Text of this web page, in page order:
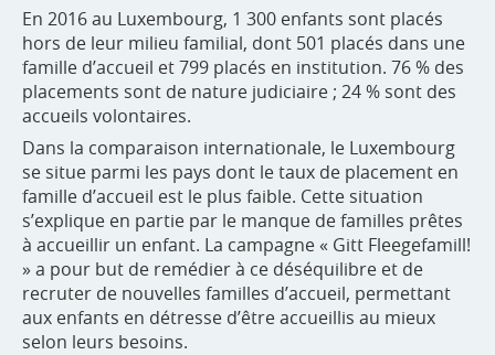
En 2016 au Luxembourg, 1 300 enfants sont placés
hors de leur milieu familial, dont 501 placés dans une
famille d’accueil et 799 placés en institution. 76 % des
placements sont de nature judiciaire ; 24 % sont des
accueils volontaires.
Dans la comparaison internationale, le Luxembourg
se situe parmi les pays dont le taux de placement en
famille d’accueil est le plus faible. Cette situation
s’explique en partie par le manque de familles prêtes
à accueillir un enfant. La campagne « Gitt Fleegefamill!
» a pour but de remédier à ce déséquilibre et de
recruter de nouvelles familles d’accueil, permettant
aux enfants en détresse d’être accueillis au mieux
selon leurs besoins.